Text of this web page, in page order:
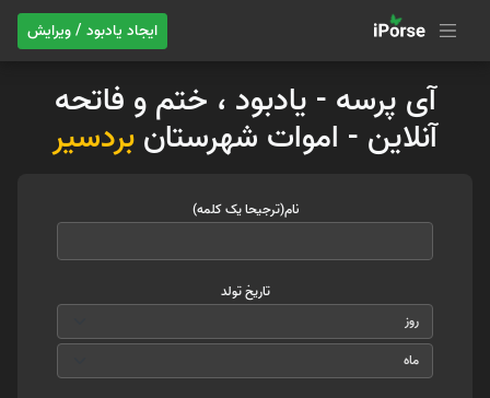
ایجاد یادبود / ویرایش
آی پرسه - یادبود ، ختم و فاتحه
آنلاین - اموات شهرستانبردسیر
نام(ترجیحا یک کلمه)
تاریخ تولد